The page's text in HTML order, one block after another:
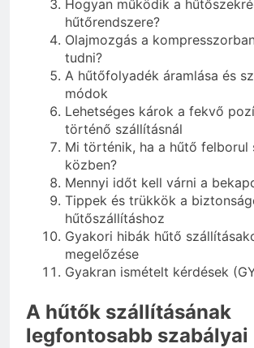
Hogyan működik a
hűtőrendszere?
Olajmozgás a
tudni?
A hűtőfolyadék áramlása és
módok
Lehetséges károk a fekvő
történő szállításnál
Mi történik, ha a hűtő felborul
közben?
Mennyi időt kell várni a
Tippek és trükkök a
hűtőszállításhoz
Gyakori hibák hűtő
megelőzése
Gyakran ismételt kérdések
A hűtők szállításának
legfontosabb szabályai